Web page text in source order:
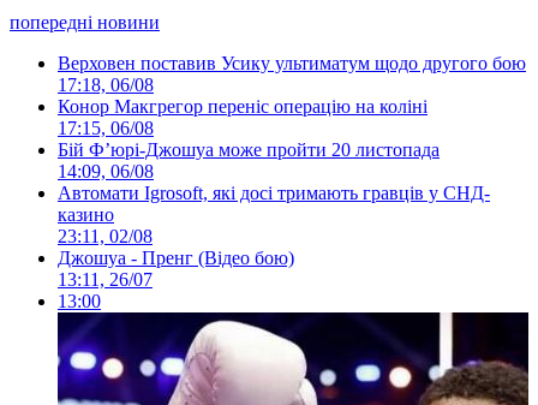
попередні новини
Верховен поставив Усику ультиматум щодо другого бою
17:18, 06/08
Конор Макгрегор переніс операцію на коліні
17:15, 06/08
Бій Ф’юрі-Джошуа може пройти 20 листопада
14:09, 06/08
Автомати Igrosoft, які досі тримають гравців у СНД-
казино
23:11, 02/08
Джошуа - Пренг (Відео бою)
13:11, 26/07
13:00